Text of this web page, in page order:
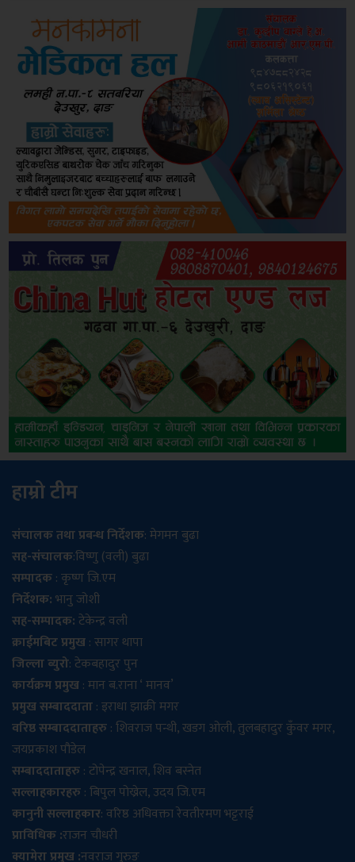
हाम्रो टीम
संचालक तथा प्रबन्ध निर्देशक: मेगमन बुढा
सह-संचालक:विष्णु (वली) बुढा
सम्पादक: कृष्ण जि.एम
निर्देशक:भानु जोशी
सह-सम्पादक:टेकेन्द्र वली
क्राईमबिट प्रमुख: सागर थापा
जिल्ला ब्युरो: टेकबहादुर पुन
कार्यक्रम प्रमुख: मान ब.राना ‘ मानव’
प्रमुख सम्बाददाता: इराधा झाक्री मगर
वरिष्ठ सम्बाददाताहरु: शिवराज पन्थी, खडग ओली, तुलबहादुर कुँवर मगर,
जयप्रकाश पौडेल
सम्बाददाताहरु: टोपेन्द्र खनाल, शिव बस्नेत
सल्लाहकारहरु: बिपुल पोख्रेल, उदय जि.एम
कानुनी सल्लाहकार: वरिष्ठ अधिवक्ता रेवतीरमण भट्टराई
प्राविधिक :राजन चौधरी
क्यामेरा प्रमुख :नवराज गुरुङ